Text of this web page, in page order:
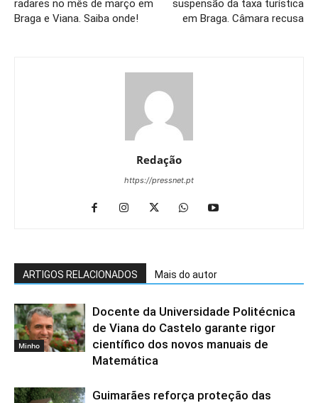
radares no mês de março em
Braga e Viana. Saiba onde!
suspensão da taxa turística
em Braga. Câmara recusa
Redação
https://pressnet.pt
ARTIGOS RELACIONADOS Mais do autor
Minho
Docente da Universidade Politécnica
de Viana do Castelo garante rigor
científico dos novos manuais de
Matemática
Guimarães reforça proteção das